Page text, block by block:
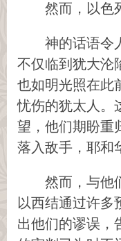
然而，以色
神的话语令
不仅临到犹大沦
也如明光照在此
忧伤的犹太人。
望，他们期盼重
落入敌手，耶和
然而，与他
以西结通过许多
出他们的谬误，